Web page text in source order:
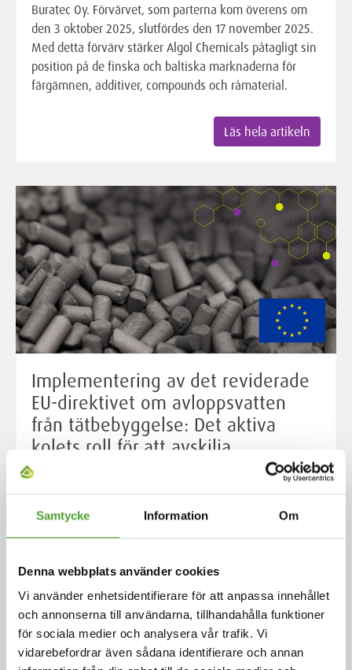
Samtycke Information Om
Denna webbplats använder cookies
Vi använder enhetsidentifierare för att anpassa innehållet
och annonserna till användarna, tillhandahålla funktioner
för sociala medier och analysera vår trafik. Vi
vidarebefordrar även sådana identifierare och annan
Buratec Oy. Förvärvet, som parterna kom överens om
den 3 oktober 2025, slutfördes den 17 november 2025.
Med detta förvärv stärker Algol Chemicals påtagligt sin
position på de finska och baltiska marknaderna för
färgämnen, additiver, compounds och råmaterial.
Läs hela artikeln
Implementering av det reviderade
EU-direktivet om avloppsvatten
från tätbebyggelse: Det aktiva
kolets roll för att avskilja
mikroföroreningar
Avloppsvatten från tätbebyggelse är en viktig orsak till
förorening, om det inte samlas in och behandlas på
bakterier, virus, överskott av näringsämnen och
skadliga kemikalier – inklusive små men farliga
mikroföroreningar. Om avloppsvattnet släpps ut
obehandlat kan det hota vår hälsa och skada floder,
sjöar och kustvatten. Tack vare sin extremt porösa yta
kan aktivt kol fånga upp många typer av